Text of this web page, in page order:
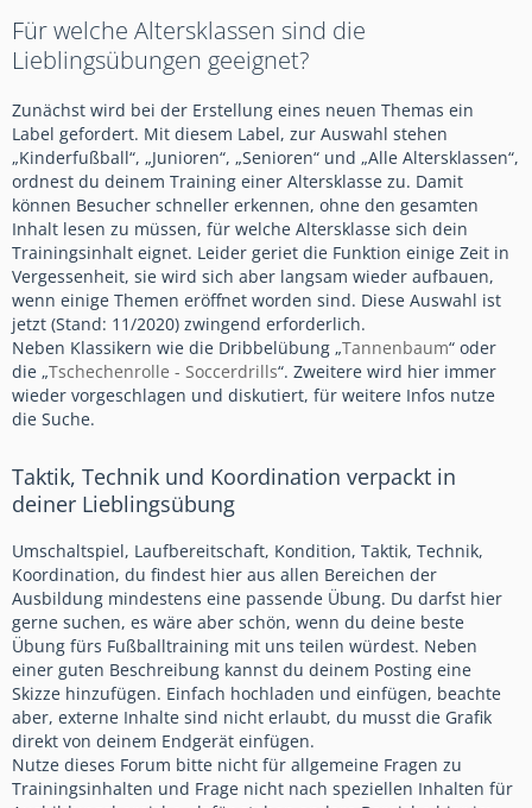
Für welche Altersklassen sind die
Lieblingsübungen geeignet?
Zunächst wird bei der Erstellung eines neuen Themas ein
Label gefordert. Mit diesem Label, zur Auswahl stehen
„Kinderfußball“, „Junioren“, „Senioren“ und „Alle Altersklassen“,
ordnest du deinem Training einer Altersklasse zu. Damit
können Besucher schneller erkennen, ohne den gesamten
Inhalt lesen zu müssen, für welche Altersklasse sich dein
Trainingsinhalt eignet. Leider geriet die Funktion einige Zeit in
Vergessenheit, sie wird sich aber langsam wieder aufbauen,
wenn einige Themen eröffnet worden sind. Diese Auswahl ist
jetzt (Stand: 11/2020) zwingend erforderlich.
Neben Klassikern wie die Dribbelübung „Tannenbaum“ oder
die „Tschechenrolle - Soccerdrills“. Zweitere wird hier immer
wieder vorgeschlagen und diskutiert, für weitere Infos nutze
die Suche.
Taktik, Technik und Koordination verpackt in
deiner Lieblingsübung
Umschaltspiel, Laufbereitschaft, Kondition, Taktik, Technik,
Koordination, du findest hier aus allen Bereichen der
Ausbildung mindestens eine passende Übung. Du darfst hier
gerne suchen, es wäre aber schön, wenn du deine beste
Übung fürs Fußballtraining mit uns teilen würdest. Neben
einer guten Beschreibung kannst du deinem Posting eine
Skizze hinzufügen. Einfach hochladen und einfügen, beachte
aber, externe Inhalte sind nicht erlaubt, du musst die Grafik
direkt von deinem Endgerät einfügen.
Nutze dieses Forum bitte nicht für allgemeine Fragen zu
Trainingsinhalten und Frage nicht nach speziellen Inhalten für